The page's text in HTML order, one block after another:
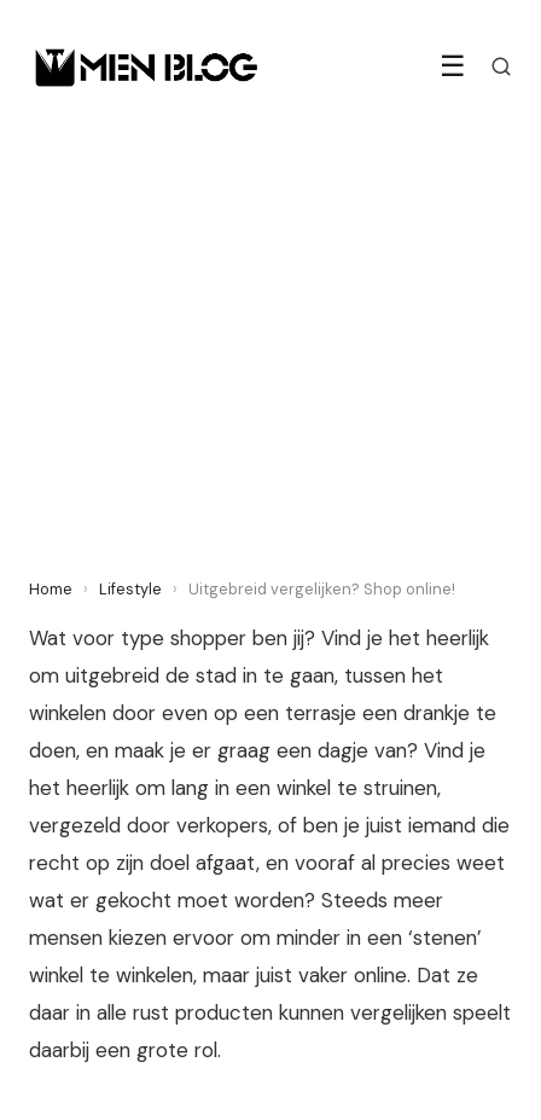
☰
Home › Lifestyle › Uitgebreid vergelijken? Shop online!
Wat voor type shopper ben jij? Vind je het heerlijk
om uitgebreid de stad in te gaan, tussen het
winkelen door even op een terrasje een drankje te
doen, en maak je er graag een dagje van? Vind je
het heerlijk om lang in een winkel te struinen,
vergezeld door verkopers, of ben je juist iemand die
recht op zijn doel afgaat, en vooraf al precies weet
wat er gekocht moet worden? Steeds meer
mensen kiezen ervoor om minder in een ‘stenen’
winkel te winkelen, maar juist vaker online. Dat ze
daar in alle rust producten kunnen vergelijken speelt
daarbij een grote rol.